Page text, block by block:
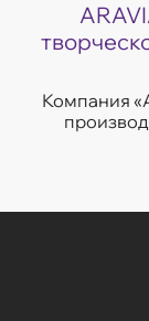
Компания